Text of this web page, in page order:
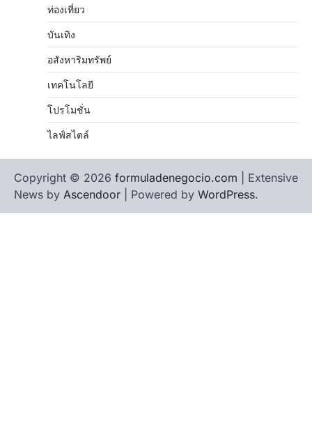
ท่องเที่ยว
บันเทิง
อสังหาริมทรัพย์
เทคโนโลยี
โปรโมชั่น
ไลฟ์สไตล์
Copyright © 2026 formuladenegocio.com | Extensive
News by Ascendoor | Powered by WordPress.